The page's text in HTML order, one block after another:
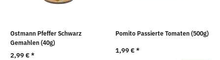
Ostmann Pfeffer Schwarz
Gemahlen (40g)
2,99 €*
Pomito Passierte Tomaten (500g)
1,99 €*